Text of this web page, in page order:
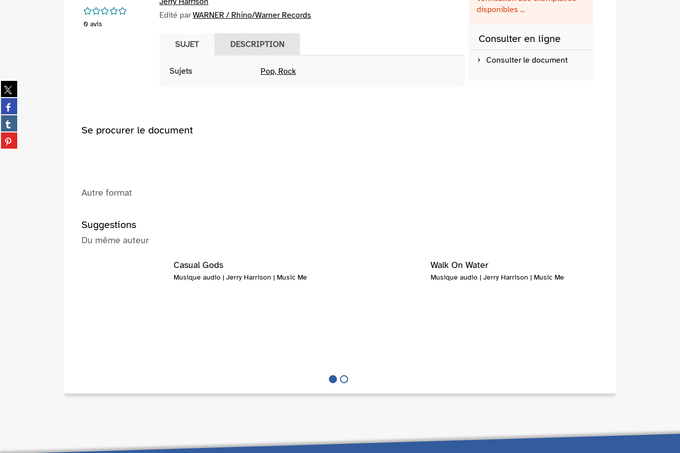
Partager
sur
twitter
(Nouvelle
fenêtre)
Partager
sur
facebook
(Nouvelle
fenêtre)
Partager
sur
tumblr
Partager
sur
/5
0 avis
Edité parWARNER / Rhino/Warner Records
SUJET DESCRIPTION
Sujets Pop, Rock
disponibles ...
Consulter en ligne
Consulter le document
Se procurer le document
Autre format
Suggestions
Du même auteur
Casual Gods
Musique audio | Jerry Harrison | Music Me
Walk On Water
Musique audio | Jerry Harrison | Music Me